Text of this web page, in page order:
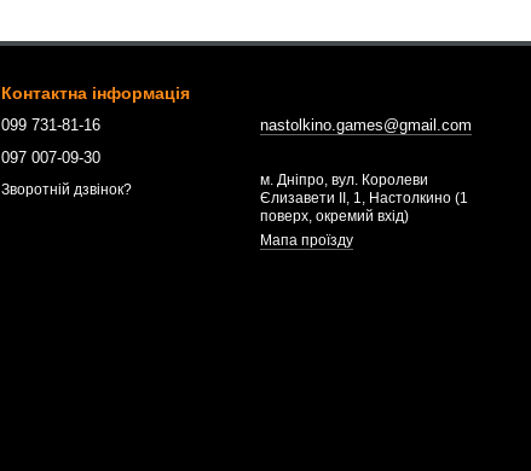
Контактна інформація
099 731-81-16
097 007-09-30
Зворотній дзвінок?
nastolkino.games@gmail.com
м. Дніпро, вул. Королеви
Єлизавети ІІ, 1, Настолкино (1
поверх, окремий вхід)
Мапа проїзду